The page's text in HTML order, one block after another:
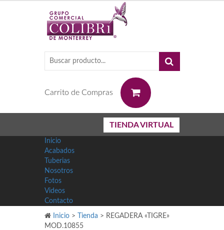
Carrito de Compras
TIENDA VIRTUAL
Inicio
Acabados
Tuberias
Nosotros
Fotos
Videos
Contacto
Inicio > Tienda > REGADERA «TIGRE»
MOD.10855